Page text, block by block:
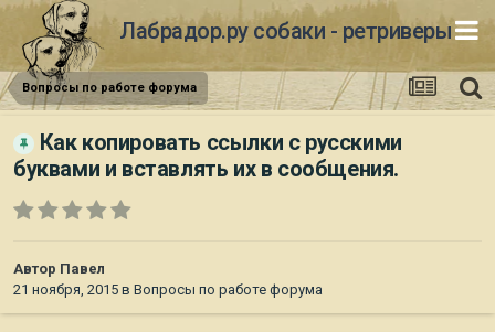
Лабрадор.ру собаки - ретриверы
Вопросы по работе форума
Как копировать ссылки с русскими
буквами и вставлять их в сообщения.
Автор Павел
21 ноября, 2015 в Вопросы по работе форума